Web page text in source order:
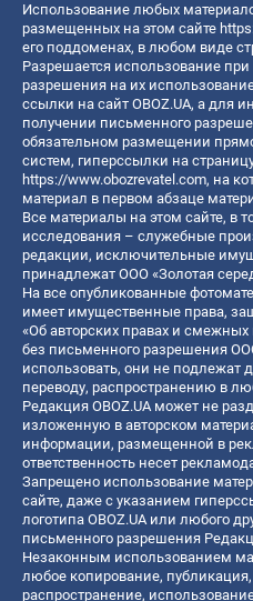
Использование любых
размещенных на этом сайте
его поддоменах, в любом виде
Разрешается использование
разрешения на их
ссылки на сайт OBOZ.UA, а для
получении письменного
обязательном размещении
систем, гиперссылки на
https://www.obozrevatel.com, на
материал в первом абзаце
Все материалы на этом сайте, в
исследования – служебные
редакции, исключительные
принадлежат ООО «Золотая
На все опубликованные
имеет имущественные права,
«Об авторских правах и смежных
без письменного разрешения
использовать, они не подлежат
переводу, распространению в
Редакция OBOZ.UA может не
изложенную в авторском
информации, размещенной в
ответственность несет
Запрещено использование
сайте, даже с указанием
логотипа OBOZ.UA или любого
письменного разрешения
Незаконным использованием
любое копирование,
распространение,